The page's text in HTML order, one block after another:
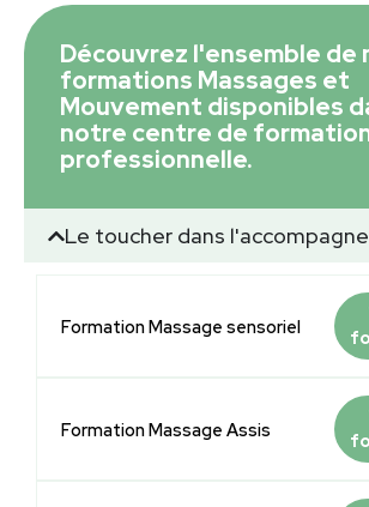
Découvrez l'ensemble de
formations Massages et
Mouvement disponibles
notre centre de
professionnelle.
Le toucher dans
Formation Massage sensoriel
Formation Massage Assis